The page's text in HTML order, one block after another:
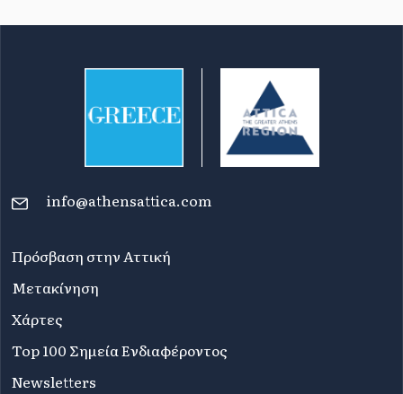
info@athensattica.com
Πρόσβαση στην Αττική
Μετακίνηση
Χάρτες
Top 100 Σημεία Ενδιαφέροντος
Newsletters